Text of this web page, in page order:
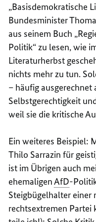
„Basisdemokratische
Bundesminister
aus seinem Buch
Politik“ zu lesen, wie
Literaturherbst
nichts mehr zu tun.
– häufig
Selbstgerechtigkeit
weil sie die kritische
Ein weiteres Beispiel:
Thilo Sarrazin für
ist im Übrigen auch
ehemaligenAfD-
Steigbügelhalter
rechtsextremen Partei